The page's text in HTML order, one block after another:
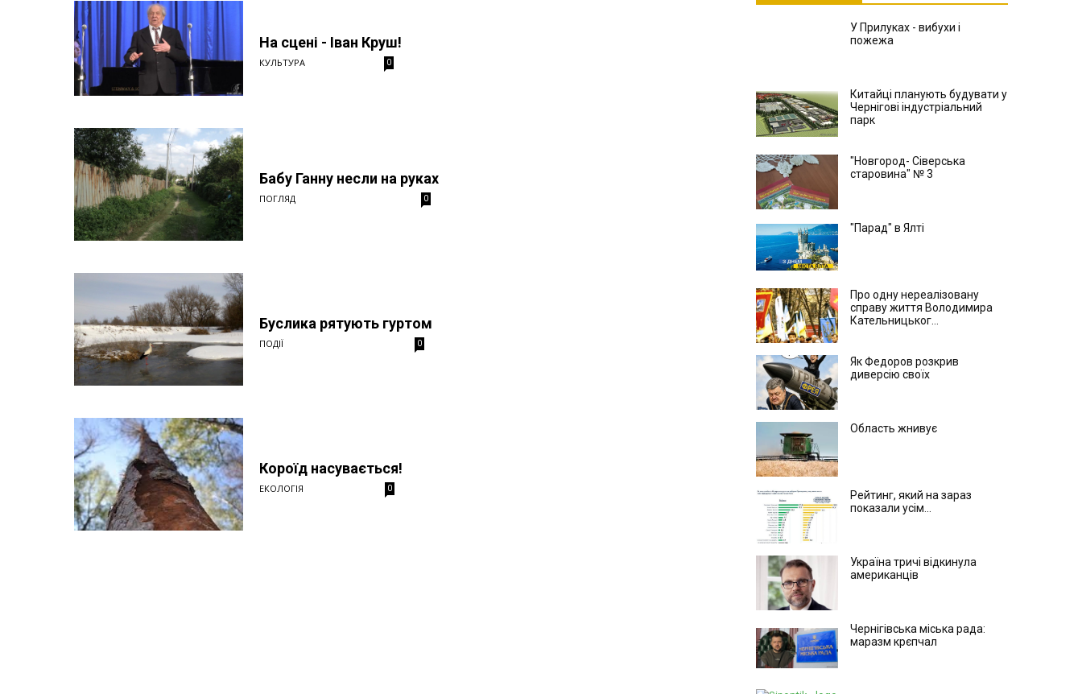
На сцені - Іван Круш!
КУЛЬТУРА 0
Бабу Ганну несли на руках
ПОГЛЯД 0
Буслика рятують гуртом
ПОДІЇ 0
Короїд насувається!
ЕКОЛОГІЯ 0
У Прилуках - вибухи і
пожежа
Китайці планують будувати у
Чернігові індустріальний
парк
"Новгород- Сіверська
старовина" № 3
"Парад" в Ялті
Про одну нереалізовану
справу життя Володимира
Кательницьког...
Як Федоров розкрив
диверсію своїх
Область жнивує
Рейтинг, який на зараз
показали усім...
Україна тричі відкинула
американців
Чернігівська міська рада:
маразм крєпчал